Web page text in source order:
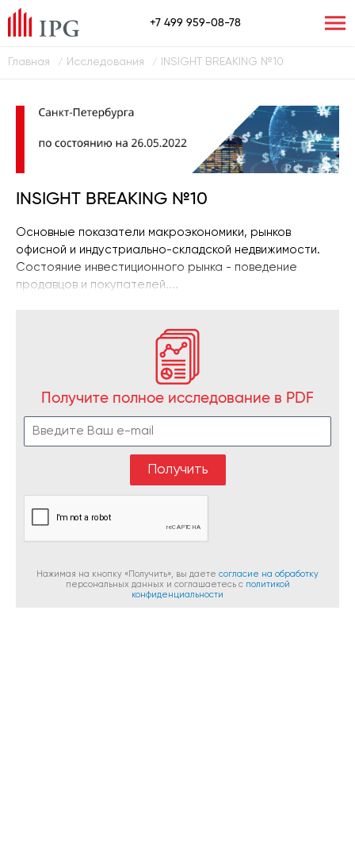
+7 499 959-08-78
Главная / Исследования / INSIGHT BREAKING №10
INSIGHT BREAKING №10
Основные показатели макроэкономики, рынков
офисной и индустриально-складской недвижимости.
Состояние инвестиционного рынка - поведение
продавцов и покупателей....
Получите полное исследование в PDF
Нажимая на кнопку «Получить», вы даете согласие на обработку
персональных данных и соглашаетесь c политикой
конфиденциальности